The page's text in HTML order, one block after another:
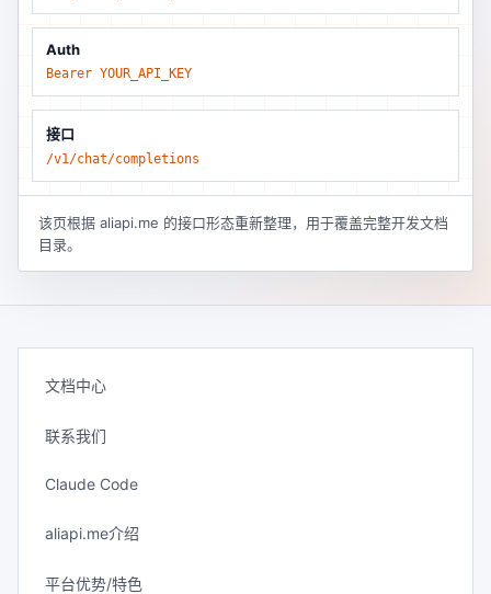
Auth
Bearer YOUR_API_KEY
接口
/v1/chat/completions
该页根据 aliapi.me 的接口形态重新整理，用于覆盖完整开发文档
目录。
文档中心
联系我们
Claude Code
aliapi.me介绍
平台优势/特色